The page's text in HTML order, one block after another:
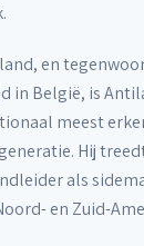
en
in België, is
meest
Hij
als
en Zuid-